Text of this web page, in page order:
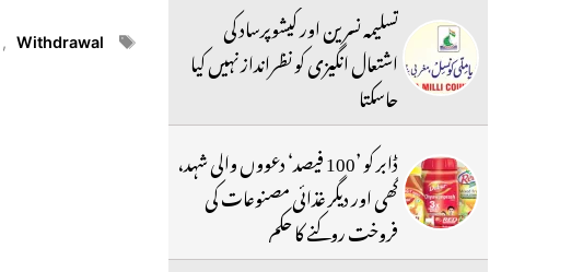
Tags
, Withdrawal
تسلیمہ نسرین اور کیشوپرساد کی
اشتعال انگیزی کو نظرانداز نہیں کیا
جاسکتا
ڈابر کو ’100 فیصد‘ دعووں والی شہد،
گھی اور دیگر غذائی مصنوعات کی
فروخت روکنے کا حکم